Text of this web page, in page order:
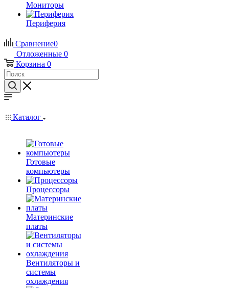
Мониторы
Периферия
Сравнение0
Отложенные 0
Корзина 0
Каталог
Готовые
компьютеры
Процессоры
Материнские
платы
Вентиляторы и
системы
охлаждения